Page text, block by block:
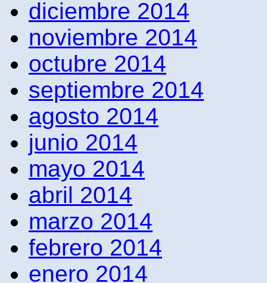
diciembre 2014
noviembre 2014
octubre 2014
septiembre 2014
agosto 2014
junio 2014
mayo 2014
abril 2014
marzo 2014
febrero 2014
enero 2014